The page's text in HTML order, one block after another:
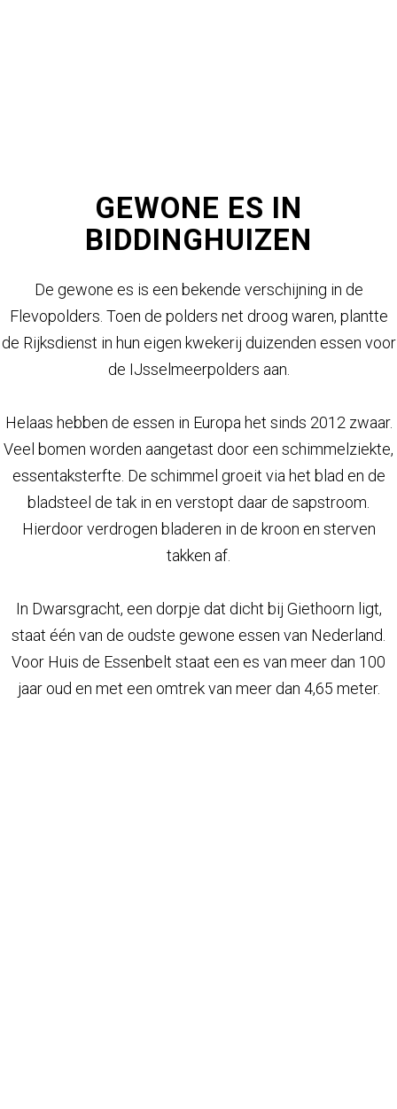
GEWONE ES IN
BIDDINGHUIZEN
De gewone es is een bekende verschijning in de
Flevopolders. Toen de polders net droog waren, plantte
de Rijksdienst in hun eigen kwekerij duizenden essen voor
de IJsselmeerpolders aan.
Helaas hebben de essen in Europa het sinds 2012 zwaar.
Veel bomen worden aangetast door een schimmelziekte,
essentaksterfte. De schimmel groeit via het blad en de
bladsteel de tak in en verstopt daar de sapstroom.
Hierdoor verdrogen bladeren in de kroon en sterven
takken af.
In Dwarsgracht, een dorpje dat dicht bij Giethoorn ligt,
staat één van de oudste gewone essen van Nederland.
Voor Huis de Essenbelt staat een es van meer dan 100
jaar oud en met een omtrek van meer dan 4,65 meter.